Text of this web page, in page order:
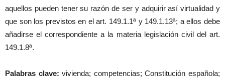
aquellos pueden tener su razón de ser y adquirir así virtualidad y
que son los previstos en el art. 149.1.1ª y 149.1.13ª; a ellos debe
añadirse el correspondiente a la materia legislación civil del art.
149.1.8ª.
Palabras clave: vivienda; competencias; Constitución española;